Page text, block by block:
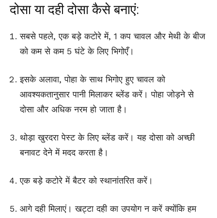
दोसा या दही दोसा कैसे बनाएं:
सबसे पहले, एक बड़े कटोरे में, 1 कप चावल और मेथी के बीज
को कम से कम 5 घंटे के लिए भिगोएँ।
इसके अलावा, पोहा के साथ भिगोए हुए चावल को
आवश्यकतानुसार पानी मिलाकर ब्लेंड करें। पोहा जोड़ने से
दोसा और अधिक नरम हो जाता है।
थोड़ा खुरदरा पेस्ट के लिए ब्लेंड करें। यह दोसा को अच्छी
बनावट देने में मदद करता है।
एक बड़े कटोरे में बैटर को स्थानांतरित करें।
आगे दही मिलाएं। खट्टा दही का उपयोग न करें क्योंकि हम